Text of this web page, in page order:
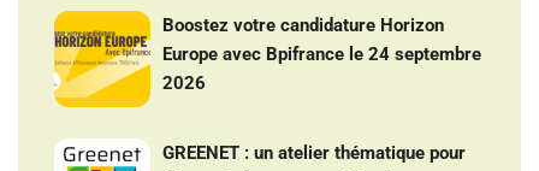
Boostez votre candidature Horizon
Europe avec Bpifrance le 24 septembre
2026
GREENET : un atelier thématique pour